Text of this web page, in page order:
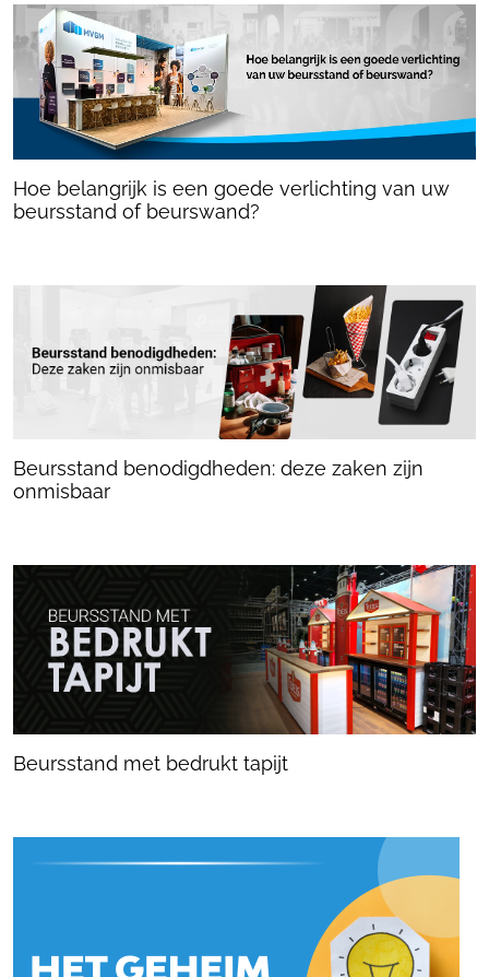
Hoe belangrijk is een goede verlichting van uw
beursstand of beurswand?
Beursstand benodigdheden: deze zaken zijn
onmisbaar
Beursstand met bedrukt tapijt